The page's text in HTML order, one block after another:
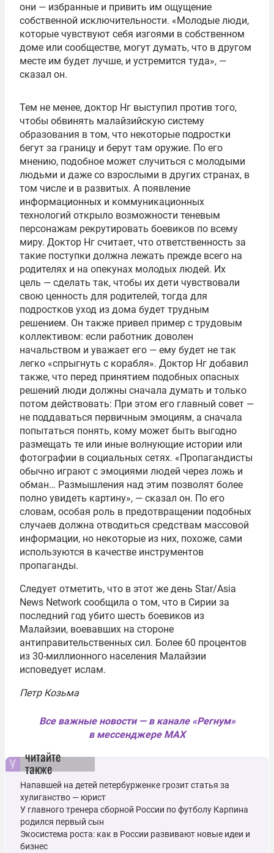
они — избранные и привить им ощущение
собственной исключительности. «Молодые люди,
которые чувствуют себя изгоями в собственном
доме или сообществе, могут думать, что в другом
месте им будет лучше, и устремится туда», —
сказал он.
Тем не менее, доктор Нг выступил против того,
чтобы обвинять малайзийскую систему
образования в том, что некоторые подростки
бегут за границу и берут там оружие. По его
мнению, подобное может случиться с молодыми
людьми и даже со взрослыми в других странах, в
том числе и в развитых. А появление
информационных и коммуникационных
технологий открыло возможности теневым
персонажам рекрутировать боевиков по всему
миру. Доктор Нг считает, что ответственность за
такие поступки должна лежать прежде всего на
родителях и на опекунах молодых людей. Их
цель — сделать так, чтобы их дети чувствовали
свою ценность для родителей, тогда для
подростков уход из дома будет трудным
решением. Он также привел пример с трудовым
коллективом: если работник доволен
начальством и уважает его — ему будет не так
легко «спрыгнуть с корабля». Доктор Нг добавил
также, что перед принятием подобных опасных
решений люди должны сначала думать и только
потом действовать: При этом его главный совет —
не поддаваться первичным эмоциям, а сначала
попытаться понять, кому может быть выгодно
размещать те или иные волнующие истории или
фотографии в социальных сетях. «Пропагандисты
обычно играют с эмоциями людей через ложь и
обман… Размышления над этим позволят более
полно увидеть картину», — сказал он. По его
словам, особая роль в предотвращении подобных
случаев должна отводиться средствам массовой
информации, но некоторые из них, похоже, сами
используются в качестве инструментов
пропаганды.
Следует отметить, что в этот же день Star/Asia
News Network сообщила о том, что в Сирии за
последний год убито шесть боевиков из
Малайзии, воевавших на стороне
антиправительственных сил. Более 60 процентов
из 30-миллионного населения Малайзии
исповедует ислам.
Петр Козьма
Все важные новости — в канале «Регнум»
в мессенджере MAX
читайте
также
Напавшей на детей петербурженке грозит статья за
хулиганство — юрист
У главного тренера сборной России по футболу Карпина
родился первый сын
Экосистема роста: как в России развивают новые идеи и
бизнес